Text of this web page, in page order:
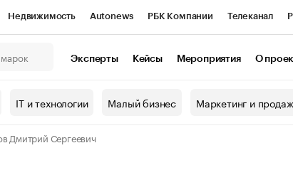
Недвижимость Autonews РБК Компании Телеканал
контрагентов
Эксперты Кейсы Мероприятия О
IT и технологии Малый бизнес Маркетинг и
Дмитрий Сергеевич